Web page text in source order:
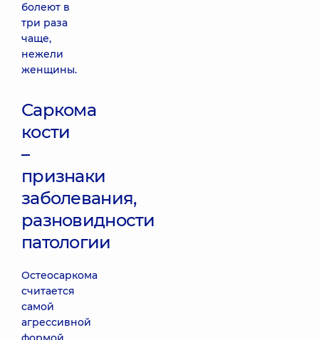
болеют в
три раза
чаще,
нежели
женщины.
Саркома
кости
–
признаки
заболевания,
разновидности
патологии
Остеосаркома
считается
самой
агрессивной